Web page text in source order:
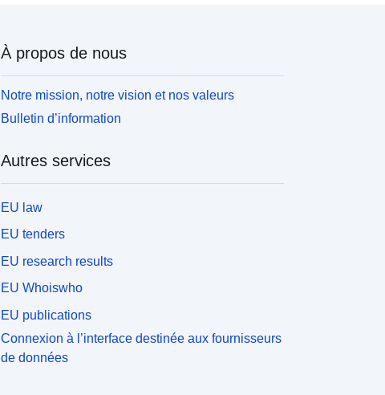
À propos de nous
Notre mission, notre vision et nos valeurs
Bulletin d’information
Autres services
EU law
EU tenders
EU research results
EU Whoiswho
EU publications
Connexion à l’interface destinée aux fournisseurs
de données